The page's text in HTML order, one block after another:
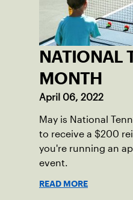
NATIONAL
MONTH
April 06, 2022
May is National
to receive a $200
you're running an
event.
READ MORE